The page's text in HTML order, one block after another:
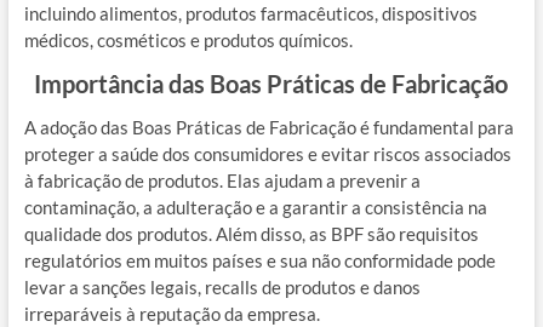
incluindo alimentos, produtos farmacêuticos, dispositivos
médicos, cosméticos e produtos químicos.
Importância das Boas Práticas de Fabricação
A adoção das Boas Práticas de Fabricação é fundamental para
proteger a saúde dos consumidores e evitar riscos associados
à fabricação de produtos. Elas ajudam a prevenir a
contaminação, a adulteração e a garantir a consistência na
qualidade dos produtos. Além disso, as BPF são requisitos
regulatórios em muitos países e sua não conformidade pode
levar a sanções legais, recalls de produtos e danos
irreparáveis à reputação da empresa.